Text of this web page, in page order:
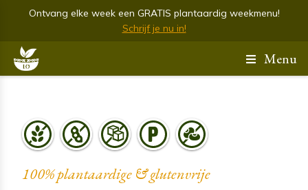
Ontvang elke week een GRATIS plantaardig weekmenu!
Schrijf je nu in!
Menu
100% plantaardige & glutenvrije